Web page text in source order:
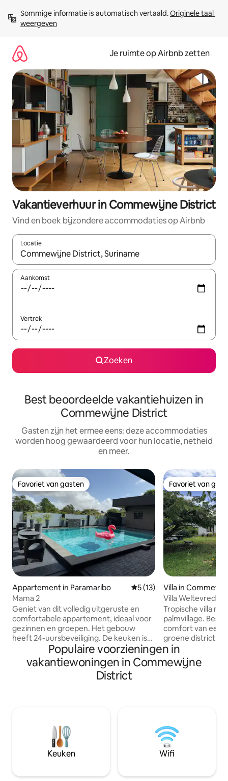
direct
naar
Sommige informatie is automatisch vertaald. Originele taal
weergeven
Je ruimte op Airbnb zetten
Vakantieverhuur in Commewijne District
Vind en boek bijzondere accommodaties op Airbnb
Locatie
Wanneer er suggesties beschikbaar zijn, maak je een keuze
Aankomst
Vertrek
Zoeken
Best beoordeelde vakantiehuizen in
Commewijne District
Gasten zijn het ermee eens: deze accommodaties
worden hoog gewaardeerd voor hun locatie, netheid
en meer.
Favoriet van gasten
Favoriet van gasten
Appartement in Paramaribo Gemiddelde beoordeling
5 (13)
Mama 2
Geniet van dit volledig uitgeruste en
comfortabele appartement, ideaal voor
gezinnen en groepen. Het gebouw
heeft 24-uursbeveiliging. De keuken is
volledig uitgerust met keukengerei,
magnetron, elektrisch fornuis, airfryer
en basisartikelen. Wasmachine en
droger. Airconditioning in de
(9 appartementen) en één keer per
week schoongemaakt. Garage voor 1
auto + 2 parkeerplaatsen voor. Comfort
en gemak!
Favoriet van
Favoriet van
Villa in
Villa Weltevreden
Tropische villa
palmvillage. Beschrijving: Ervaar het
comfort van een
groene district
constante bries
en de oceaan
verkoeling. De
leven – op
brug naar
Populaire voorzieningen in
vakantiewoningen in Commewijne
District
Keuken Wifi